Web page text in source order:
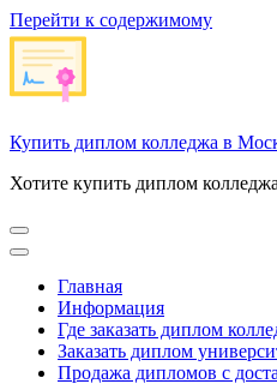
Перейти к содержимому
Купить диплом колледжа в
Хотите купить диплом
Главная
Информация
Где заказать диплом
Заказать диплом
Продажа дипломов с